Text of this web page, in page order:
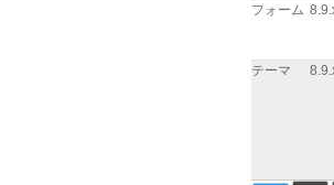
フォーム
テーマ